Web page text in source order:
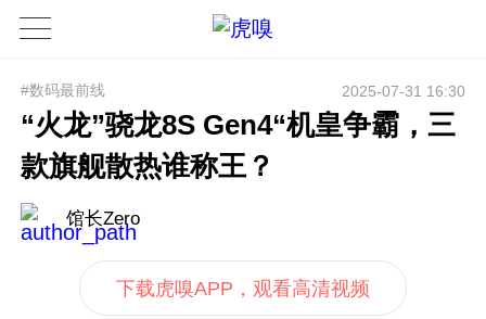
#数码最前线 2025-07-31 16:30
“火龙”骁龙8S Gen4“机皇争霸，三
款旗舰散热谁称王？
馆长Zero
下载虎嗅APP，观看高清视频